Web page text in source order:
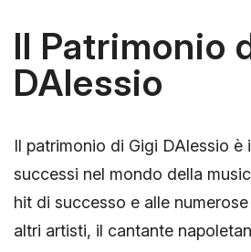
Il Patrimonio
DAlessio
Il patrimonio di Gigi DAlessio è
successi nel mondo della
hit di successo e alle
altri artisti, il cantante